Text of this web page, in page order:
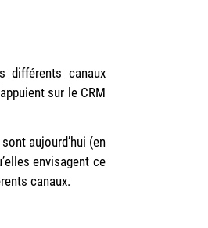
différents canaux
sur le CRM
aujourd’hui (en
envisagent ce
canaux.